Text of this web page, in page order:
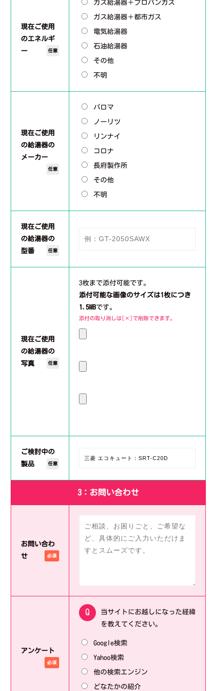
現在ご使用
のエネルギ
ー
任意
ガス給湯器＋プロパンガス
ガス給湯器＋都市ガス
電気給湯器
石油給湯器
その他
不明
現在ご使用
の給湯器の
メーカー
任意
パロマ
ノーリツ
リンナイ
コロナ
長府製作所
その他
不明
現在ご使用
の給湯器の
型番
任意
現在ご使用
の給湯器の
写真
任意
3枚まで添付可能です。
添付可能な画像のサイズは1枚につき
1.5MBです。
添付の取り消しは[×]で削除できます。
ご検討中の
製品
任意
3：お問い合わせ
お問い合わ
せ
必須
アンケート
必須
当サイトにお越しになった経緯
を教えてください。
Google検索
Yahoo検索
他の検索エンジン
どなたかの紹介